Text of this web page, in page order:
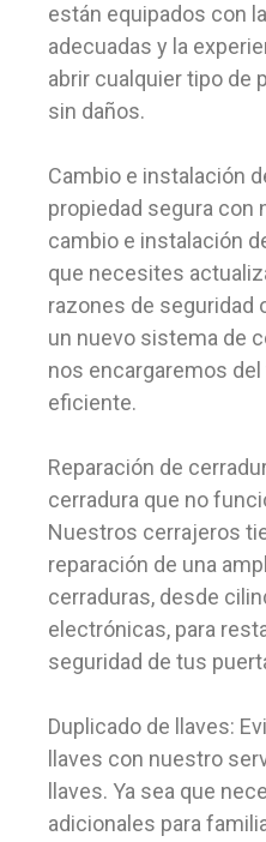
están equipados con
adecuadas y la
abrir cualquier tipo de
sin daños.
Cambio e instalación
propiedad segura con
cambio e instalación
que necesites
razones de seguridad
un nuevo sistema de
nos encargaremos
eficiente.
Reparación de
cerradura que no
Nuestros cerrajeros
reparación de una
cerraduras, desde
electrónicas, para
seguridad de tus
Duplicado de llaves:
llaves con nuestro
llaves. Ya sea que
adicionales para